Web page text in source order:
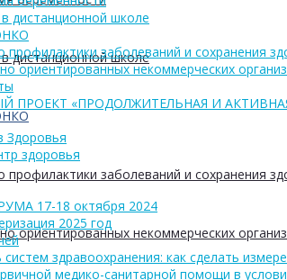
дистанционной школе
заболеваний и сохранения
ориентированных некоммерческих
дистанционной школе
заболеваний и сохранения
ориентированных некоммерческих
ПРОЕКТ «ПРОДОЛЖИТЕЛЬНАЯ И
Здоровья
здоровья
17-18 октября 2024
2025 год
здравоохранения: как сделать
медико-санитарной помощи в